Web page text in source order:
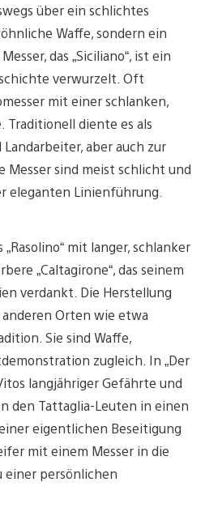
über ein schlichtes
Waffe, sondern ein
das „Siciliano“, ist ein
verwurzelt. Oft
mit einer schlanken,
Traditionell diente es als
aber auch zur
Messer sind meist schlicht und
eleganten Linienführung.
mit langer, schlanker
„Caltagirone“, das seinem
verdankt. Die Herstellung
Orten wie etwa
Sie sind Waffe,
zugleich. In „Der
langjähriger Gefährte und
den Tattaglia-Leuten in einen
eigentlichen Beseitigung
mit einem Messer in die
einer persönlichen